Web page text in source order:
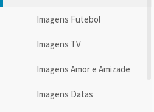
Imagens Futebol
Imagens TV
Imagens Amor e Amizade
Imagens Datas